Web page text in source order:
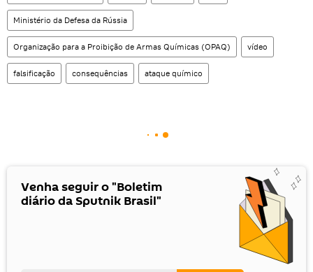
Ministério da Defesa da Rússia
Organização para a Proibição de Armas Químicas (OPAQ) vídeo
falsificação consequências ataque químico
Venha seguir o "Boletim
diário da Sputnik Brasil"